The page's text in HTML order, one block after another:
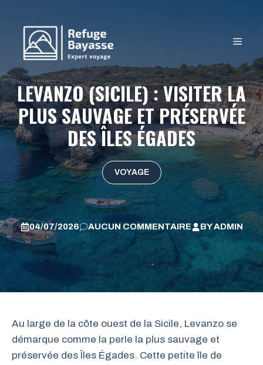
contenu
LEVANZO (SICILE) : VISITER LA
PLUS SAUVAGE ET PRÉSERVÉE
DES ÎLES ÉGADES
VOYAGE
04/07/2026 AUCUN COMMENTAIRE BYADMIN
Au large de la côte ouest de la Sicile, Levanzo se
démarque comme la perle la plus sauvage et
préservée des Îles Égades. Cette petite île de